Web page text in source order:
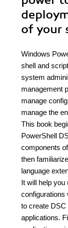
of your
Windows
shell and
system
management
manage
manage the
This book
PowerShell
components
then
language
It will help you
configurations
to create
applications.